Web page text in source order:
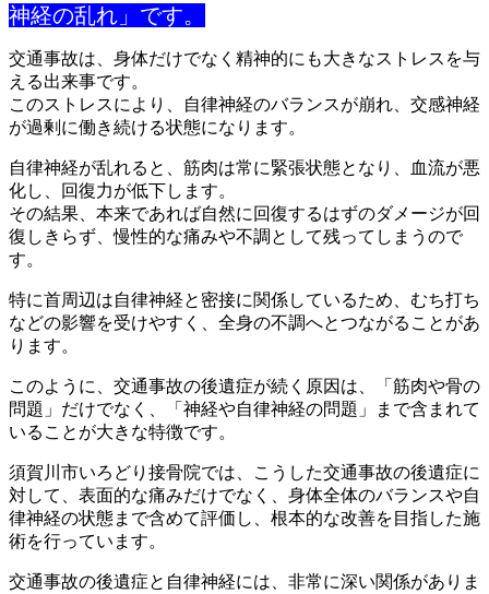
神経の乱れ」です。
交通事故は、身体だけでなく精神的にも大きなストレスを与
える出来事です。
このストレスにより、自律神経のバランスが崩れ、交感神経
が過剰 に働き続ける状態になります。
自律神経が乱れると、筋肉は常に緊張状態となり、血流が悪
化し、
回復力が低下します。
その結果、本来であれば自然に回復するはずのダメージが回
復しき らず、慢性的な痛みや不調として残ってしまうので
す。
特に首周辺は自律神経と密接に関係しているため、むち打ち
などの影響を受けやすく、全身の不調へとつながることがあ
ります。
このように、交通事故の後遺症が続く原因は、「筋肉や骨の
問題」 だけでなく、「神経や自律神経の問題」まで含まれて
いることが大きな特徴です。
須賀川市いろどり接骨院では、こうした交通事故の後遺症に
対して
、表面的な痛みだけでなく、身体全体のバランスや自
律神経の状態まで含めて評価し、根本的な改善を目指した施
術を行っています。
交通事故の後遺症と自律神経には、非常に深い関係がありま